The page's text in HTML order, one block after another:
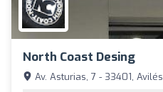
North Coast Desing
Av. Asturias, 7 - 33401, Avilés